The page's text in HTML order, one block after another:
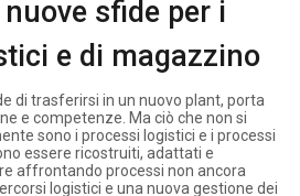
sfide per i
e di magazzino
di trasferirsi in un nuovo plant, porta
e competenze. Ma ciò che non si
sono i processi logistici e i processi
essere ricostruiti, adattati e
affrontando processi non ancora
logistici e una nuova gestione dei